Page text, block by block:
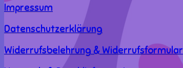
Impressum
Datenschutzerklärung
Widerrufsbelehrung & Widerrufsformular